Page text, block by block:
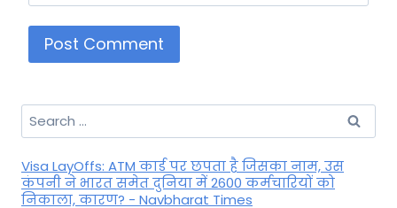
Search
for:
Visa LayOffs: ATM कार्ड पर छपता है जिसका नाम, उस
कंपनी ने भारत समेत दुनिया में 2600 कर्मचारियों को
निकाला, कारण? - Navbharat Times